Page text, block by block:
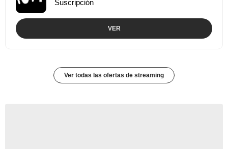
Suscripción
VER
Ver todas las ofertas de streaming